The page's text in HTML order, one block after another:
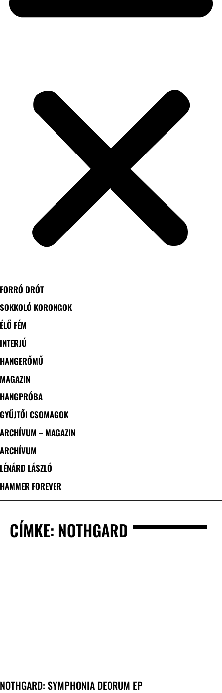
FORRÓ DRÓT
SOKKOLÓ KORONGOK
ÉLŐ FÉM
INTERJÚ
HANGERŐMŰ
MAGAZIN
HANGPRÓBA
GYŰJTŐI CSOMAGOK
ARCHÍVUM – MAGAZIN
ARCHÍVUM
LÉNÁRD LÁSZLÓ
HAMMER FOREVER
CÍMKE: NOTHGARD
NOTHGARD: SYMPHONIA DEORUM EP